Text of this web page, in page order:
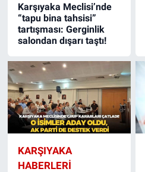
Karşıyaka Meclisi’nde
“tapu bina tahsisi”
tartışması: Gerginlik
salondan dışarı taştı!
KARŞIYAKA
HABERLERI